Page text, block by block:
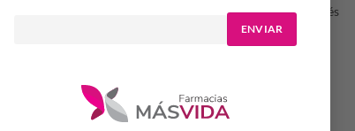
ENVIAR
Utilizá diariamente, preferiblemente después
los resultados. Recomendado tanto en la rutina de